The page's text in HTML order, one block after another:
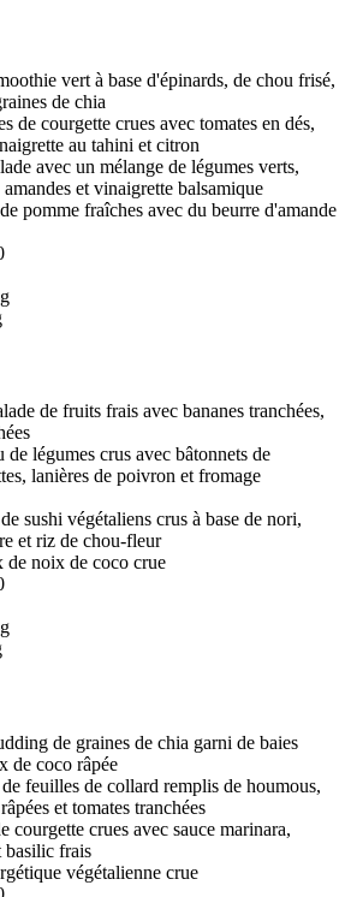
vert à base d'épinards, de chou frisé,
de chia
de courgette crues avec tomates en dés,
au tahini et citron
avec un mélange de légumes verts,
et vinaigrette balsamique
pomme fraîches avec du beurre d'amande
de fruits frais avec bananes tranchées,
de légumes crus avec bâtonnets de
lanières de poivron et fromage
sushi végétaliens crus à base de nori,
et riz de chou-fleur
de noix de coco crue
de graines de chia garni de baies
de coco râpée
feuilles de collard remplis de houmous,
et tomates tranchées
courgette crues avec sauce marinara,
basilic frais
végétalienne crue